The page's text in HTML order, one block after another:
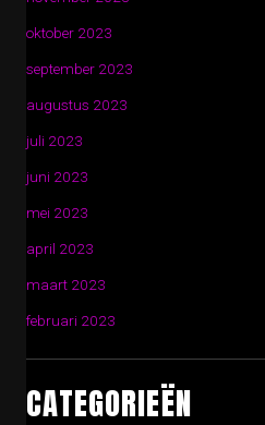
oktober 2023
september 2023
augustus 2023
juli 2023
juni 2023
mei 2023
april 2023
maart 2023
februari 2023
CATEGORIEËN